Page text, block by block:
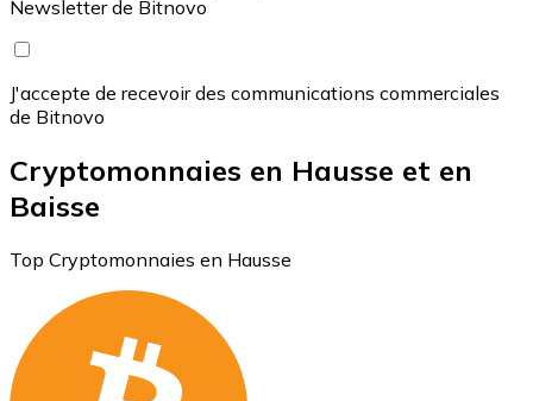
Newsletter de Bitnovo
J'accepte de recevoir des communications commerciales
de Bitnovo
Cryptomonnaies en Hausse et en
Baisse
Top Cryptomonnaies en Hausse